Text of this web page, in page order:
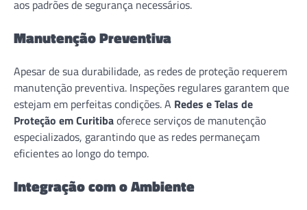
aos padrões de segurança necessários.
Manutenção Preventiva
Apesar de sua durabilidade, as redes de proteção requerem
manutenção preventiva. Inspeções regulares garantem que
estejam em perfeitas condições. A Redes e Telas de
Proteção em Curitibaoferece serviços de manutenção
especializados, garantindo que as redes permaneçam
eficientes ao longo do tempo.
Integração com o Ambiente